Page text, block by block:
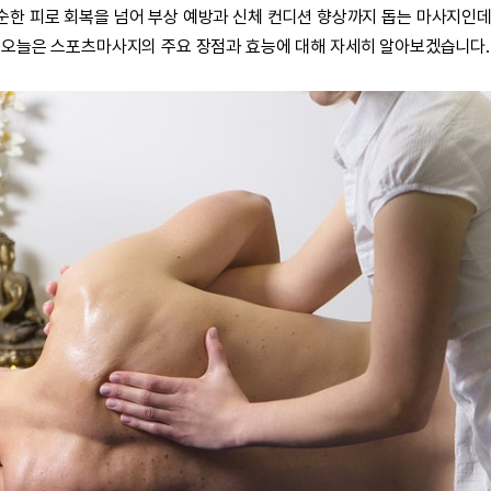
한 피로 회복을 넘어 부상 예방과 신체 컨디션 향상까지 돕는 마사지인
오늘은 스포츠마사지의 주요 장점과 효능에 대해 자세히 알아보겠습니다.